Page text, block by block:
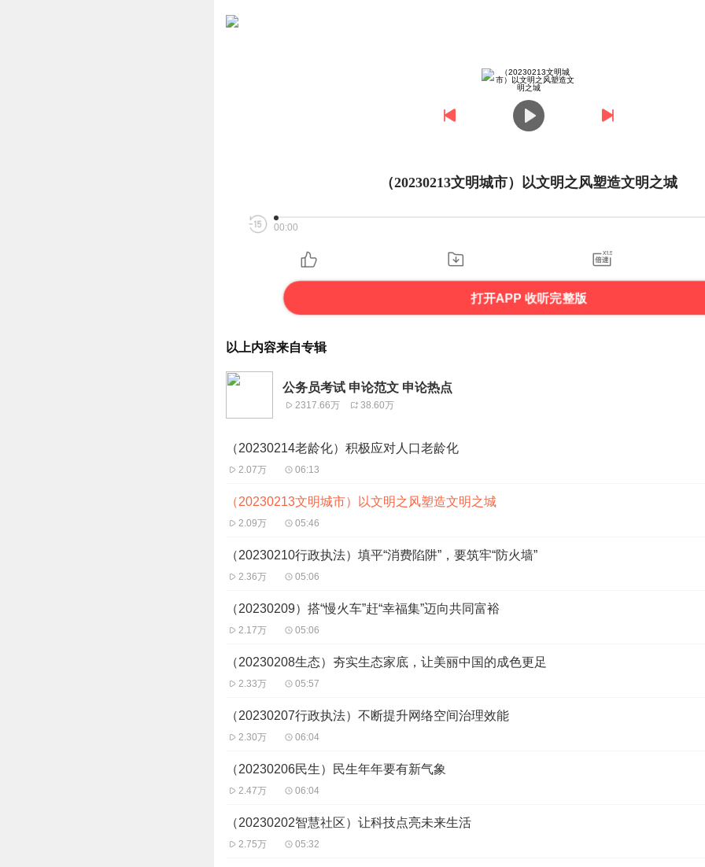
（20230213文明城市）以文明之风塑造文明之城
00:00
打开APP 收听完整版
以上内容来自专辑
公务员考试 申论范文 申论热点
2317.66万 38.60万
（20230214老龄化）积极应对人口老龄化
2.07万 06:13
（20230213文明城市）以文明之风塑造文明之城
2.09万 05:46
（20230210行政执法）填平“消费陷阱”，要筑牢“防火墙”
2.36万 05:06
（20230209）搭“慢火车”赶“幸福集”迈向共同富裕
2.17万 05:06
（20230208生态）夯实生态家底，让美丽中国的成色更足
2.33万 05:57
（20230207行政执法）不断提升网络空间治理效能
2.30万 06:04
（20230206民生）民生年年要有新气象
2.47万 06:04
（20230202智慧社区）让科技点亮未来生活
2.75万 05:32